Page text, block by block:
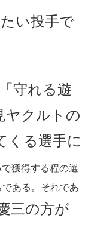
い投手で
「守れる遊
ヤクルトの
くる選手に
獲得する程の選
ある。それであ
三の方が